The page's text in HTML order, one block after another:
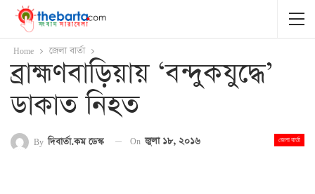
Home জেলা বার্তা
ব্রাহ্মণবাড়িয়ায় ‘বন্দুকযুদ্ধে’
ডাকাত নিহত
জেলা বার্তা
By দিবার্তা.কম ডেস্ক On জুলা ১৮, ২০১৬